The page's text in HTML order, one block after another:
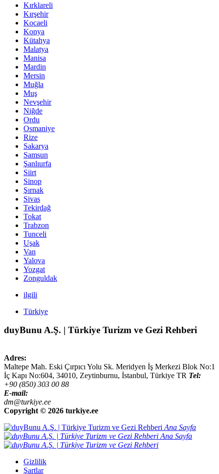
Kırklareli
Kırşehir
Kocaeli
Konya
Kütahya
Malatya
Manisa
Mardin
Mersin
Muğla
Muş
Nevşehir
Niğde
Ordu
Osmaniye
Rize
Sakarya
Samsun
Şanlıurfa
Siirt
Sinop
Şırnak
Sivas
Tekirdağ
Tokat
Trabzon
Tunceli
Uşak
Van
Yalova
Yozgat
Zonguldak
ilgili
Türkiye
duyBunu A.Ş. | Türkiye Turizm ve Gezi Rehberi
Adres:
Maltepe Mah. Eski Çırpıcı Yolu Sk. Meridyen İş Merkezi Blok No:1
İç Kapı No:604, 34010, Zeytinburnu, İstanbul, Türkiye TR Tel:
+90 (850) 303 00 88
E-mail:
dm@turkiye.ee
Copyright © 2026 turkiye.ee
Ana Sayfa
Ana Sayfa
Gizlilik
Şartlar